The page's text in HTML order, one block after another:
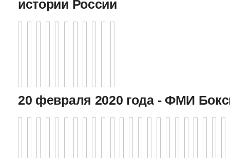
истории России
20 февраля 2020 года - ФМИ